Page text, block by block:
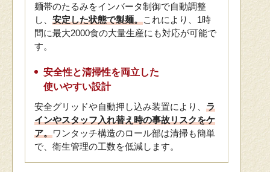
麺帯のたるみをインバータ制御で自動調整
し、 安定した状態で製麺。これにより、1時
間に最大2000食の大量生産にも対応が可能で
す。
安全性と清掃性を両立した
使いやすい設計
安全グリッドや自動押し込み装置により、 ラ
インやスタッフ入れ替え時の事故リスクをケ
ア。ワンタッチ構造のロール部は清掃も簡単
で、衛生管理の工数を低減します。